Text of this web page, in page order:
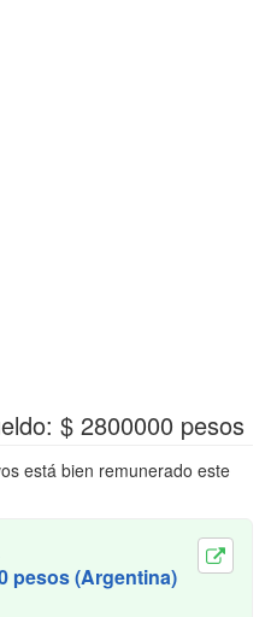
$ 2800000 pesos
está bien remunerado este
pesos (Argentina)